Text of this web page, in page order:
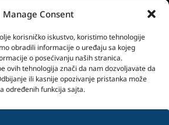
Manage Consent
korisničko iskustvo, koristimo tehnologije
obradili informacije o uređaju sa kojeg
o posećivanju naših stranica.
ovih tehnologija znači da nam dozvoljavate da
ili kasnije opozivanje pristanka može
određenih funkcija sajta.
ZA RECENZIJU
POLITIKA PRIVATNOSTI
KOLAČIĆA
- Agencija “Gomo Design”
37, 26300 Vršac, Serbia